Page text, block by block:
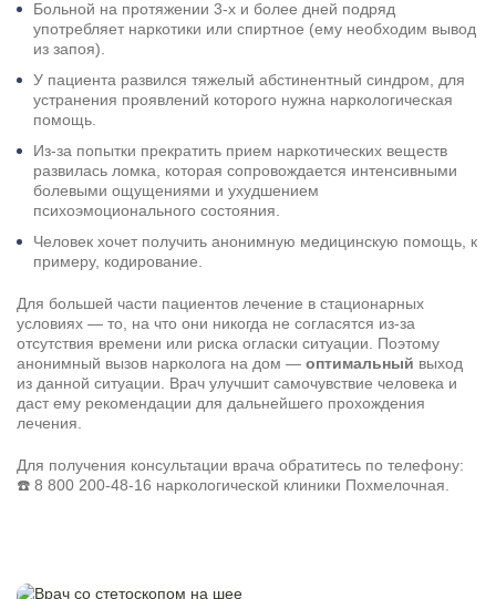
Больной на протяжении 3-х и более дней подряд
употребляет наркотики или спиртное (ему необходим вывод
из запоя).
У пациента развился тяжелый абстинентный синдром, для
устранения проявлений которого нужна наркологическая
помощь.
Из-за попытки прекратить прием наркотических веществ
развилась ломка, которая сопровождается интенсивными
болевыми ощущениями и ухудшением
психоэмоционального состояния.
Человек хочет получить анонимную медицинскую помощь, к
примеру, кодирование.
Для большей части пациентов лечение в стационарных
условиях — то, на что они никогда не согласятся из-за
отсутствия времени или риска огласки ситуации. Поэтому
анонимный вызов нарколога на дом — оптимальный выход
из данной ситуации. Врач улучшит самочувствие человека и
даст ему рекомендации для дальнейшего прохождения
лечения.
Для получения консультации врача обратитесь по телефону:
☎️ 8 800 200-48-16 наркологической клиники Похмелочная.
Нажимая кнопку я соглашаюсь с политикой конфиденциальности
ипользовательским соглашением
Вызвать специалиста
Результаты поиска (0)
Нажимая кнопку я соглашаюсь сполитикой конфиденциальности
ипользовательским соглашением
Отправить